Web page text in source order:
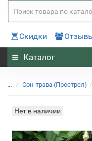
Скидки
Каталог
... Сон-трава (Прострел)
Нет в наличии